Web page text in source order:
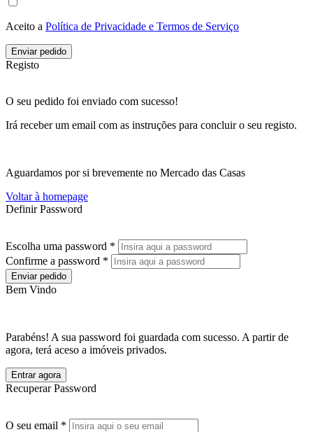
Aceito a Política de Privacidade e Termos de Serviço
Enviar pedido
Registo
O seu pedido foi enviado com sucesso!
Irá receber um email com as instruções para concluir o seu registo.
Aguardamos por si brevemente no Mercado das Casas
Voltar à homepage
Definir Password
Escolha uma password *
Confirme a password *
Enviar pedido
Bem Vindo
Parabéns! A sua password foi guardada com sucesso. A partir de
agora, terá aceso a imóveis privados.
Entrar agora
Recuperar Password
O seu email *